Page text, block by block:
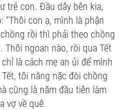
trẻ con. Đầu dây bên kia,
con ạ, mình là phận
rồi thì phải theo chồng
Thôi ngoan nào, rồi qua Tết
là cách mẹ an ủi để mình
tôi nằng nặc đòi chồng
cũng là năm đầu tiên làm
vợ về quê.